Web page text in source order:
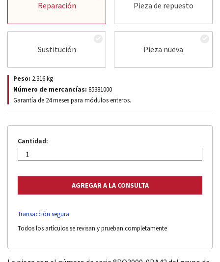
Reparación Pieza de repuesto
Sustitución Pieza nueva
Peso: 2.316kg
Número de mercancías: 85381000
Garantía de 24 meses para módulos enteros.
Cantidad:
Transacción segura
Todos los artículos se revisan y prueban completamente